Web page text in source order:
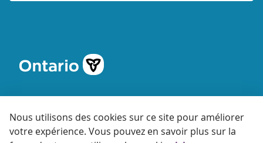
Nous utilisons des cookies sur ce site pour améliorer
votre expérience. Vous pouvez en savoir plus sur la
© 2026 Agence ontarienne de protection et de promotion de